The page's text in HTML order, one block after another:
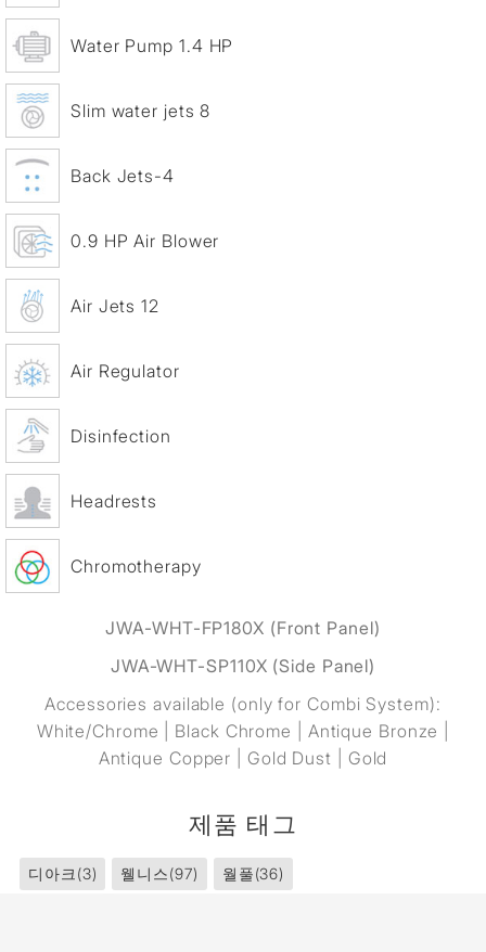
Water Pump 1.4 HP
Slim water jets 8
Back Jets-4
0.9 HP Air Blower
Air Jets 12
Air Regulator
Disinfection
Headrests
Chromotherapy
JWA-WHT-FP180X (Front Panel)
JWA-WHT-SP110X (Side Panel)
Accessories available (only for Combi System):
White/Chrome | Black Chrome | Antique Bronze |
Antique Copper | Gold Dust | Gold
제품 태그
디아크 (3) 웰니스(97) 월풀(36)